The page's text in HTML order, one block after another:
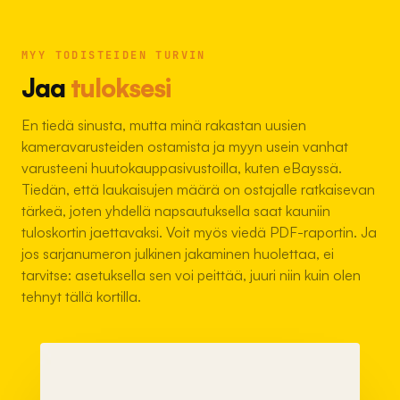
MYY TODISTEIDEN TURVIN
Jaa tuloksesi
En tiedä sinusta, mutta minä rakastan uusien
kameravarusteiden ostamista ja myyn usein vanhat
varusteeni huutokauppasivustoilla, kuten eBayssä.
Tiedän, että laukaisujen määrä on ostajalle ratkaisevan
tärkeä, joten yhdellä napsautuksella saat kauniin
tuloskortin jaettavaksi. Voit myös viedä PDF-raportin. Ja
jos sarjanumeron julkinen jakaminen huolettaa, ei
tarvitse: asetuksella sen voi peittää, juuri niin kuin olen
tehnyt tällä kortilla.